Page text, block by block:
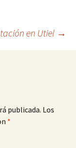
en Utiel →
publicada. Los
*